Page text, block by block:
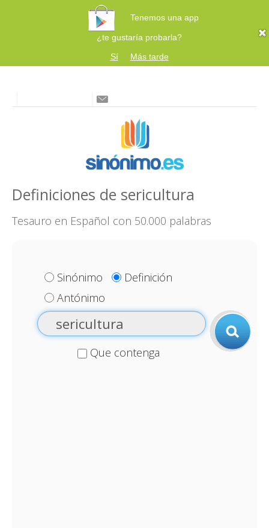
Tenemos una app
¿te gustaría probarla?
Sí
Más tarde
Definiciones de sericultura
Tesauro en Español con 50.000 palabras
Sinónimo
Definición
Antónimo
Que contenga